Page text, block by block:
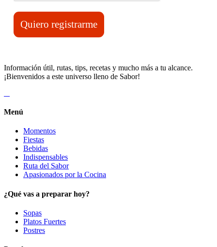
Quiero registrarme
Información útil, rutas, tips, recetas y mucho más a tu alcance.
¡Bienvenidos a este universo lleno de Sabor!
Menú
Momentos
Fiestas
Bebidas
Indispensables
Ruta del Sabor
Apasionados por la Cocina
¿Qué vas a preparar hoy?
Sopas
Platos Fuertes
Postres